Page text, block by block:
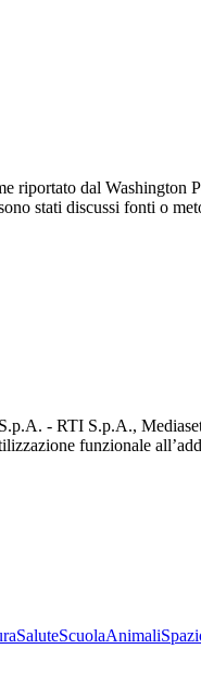
riportato dal Washington
stati discussi fonti o
- RTI S.p.A.,
funzionale
SaluteScuolaAnimali